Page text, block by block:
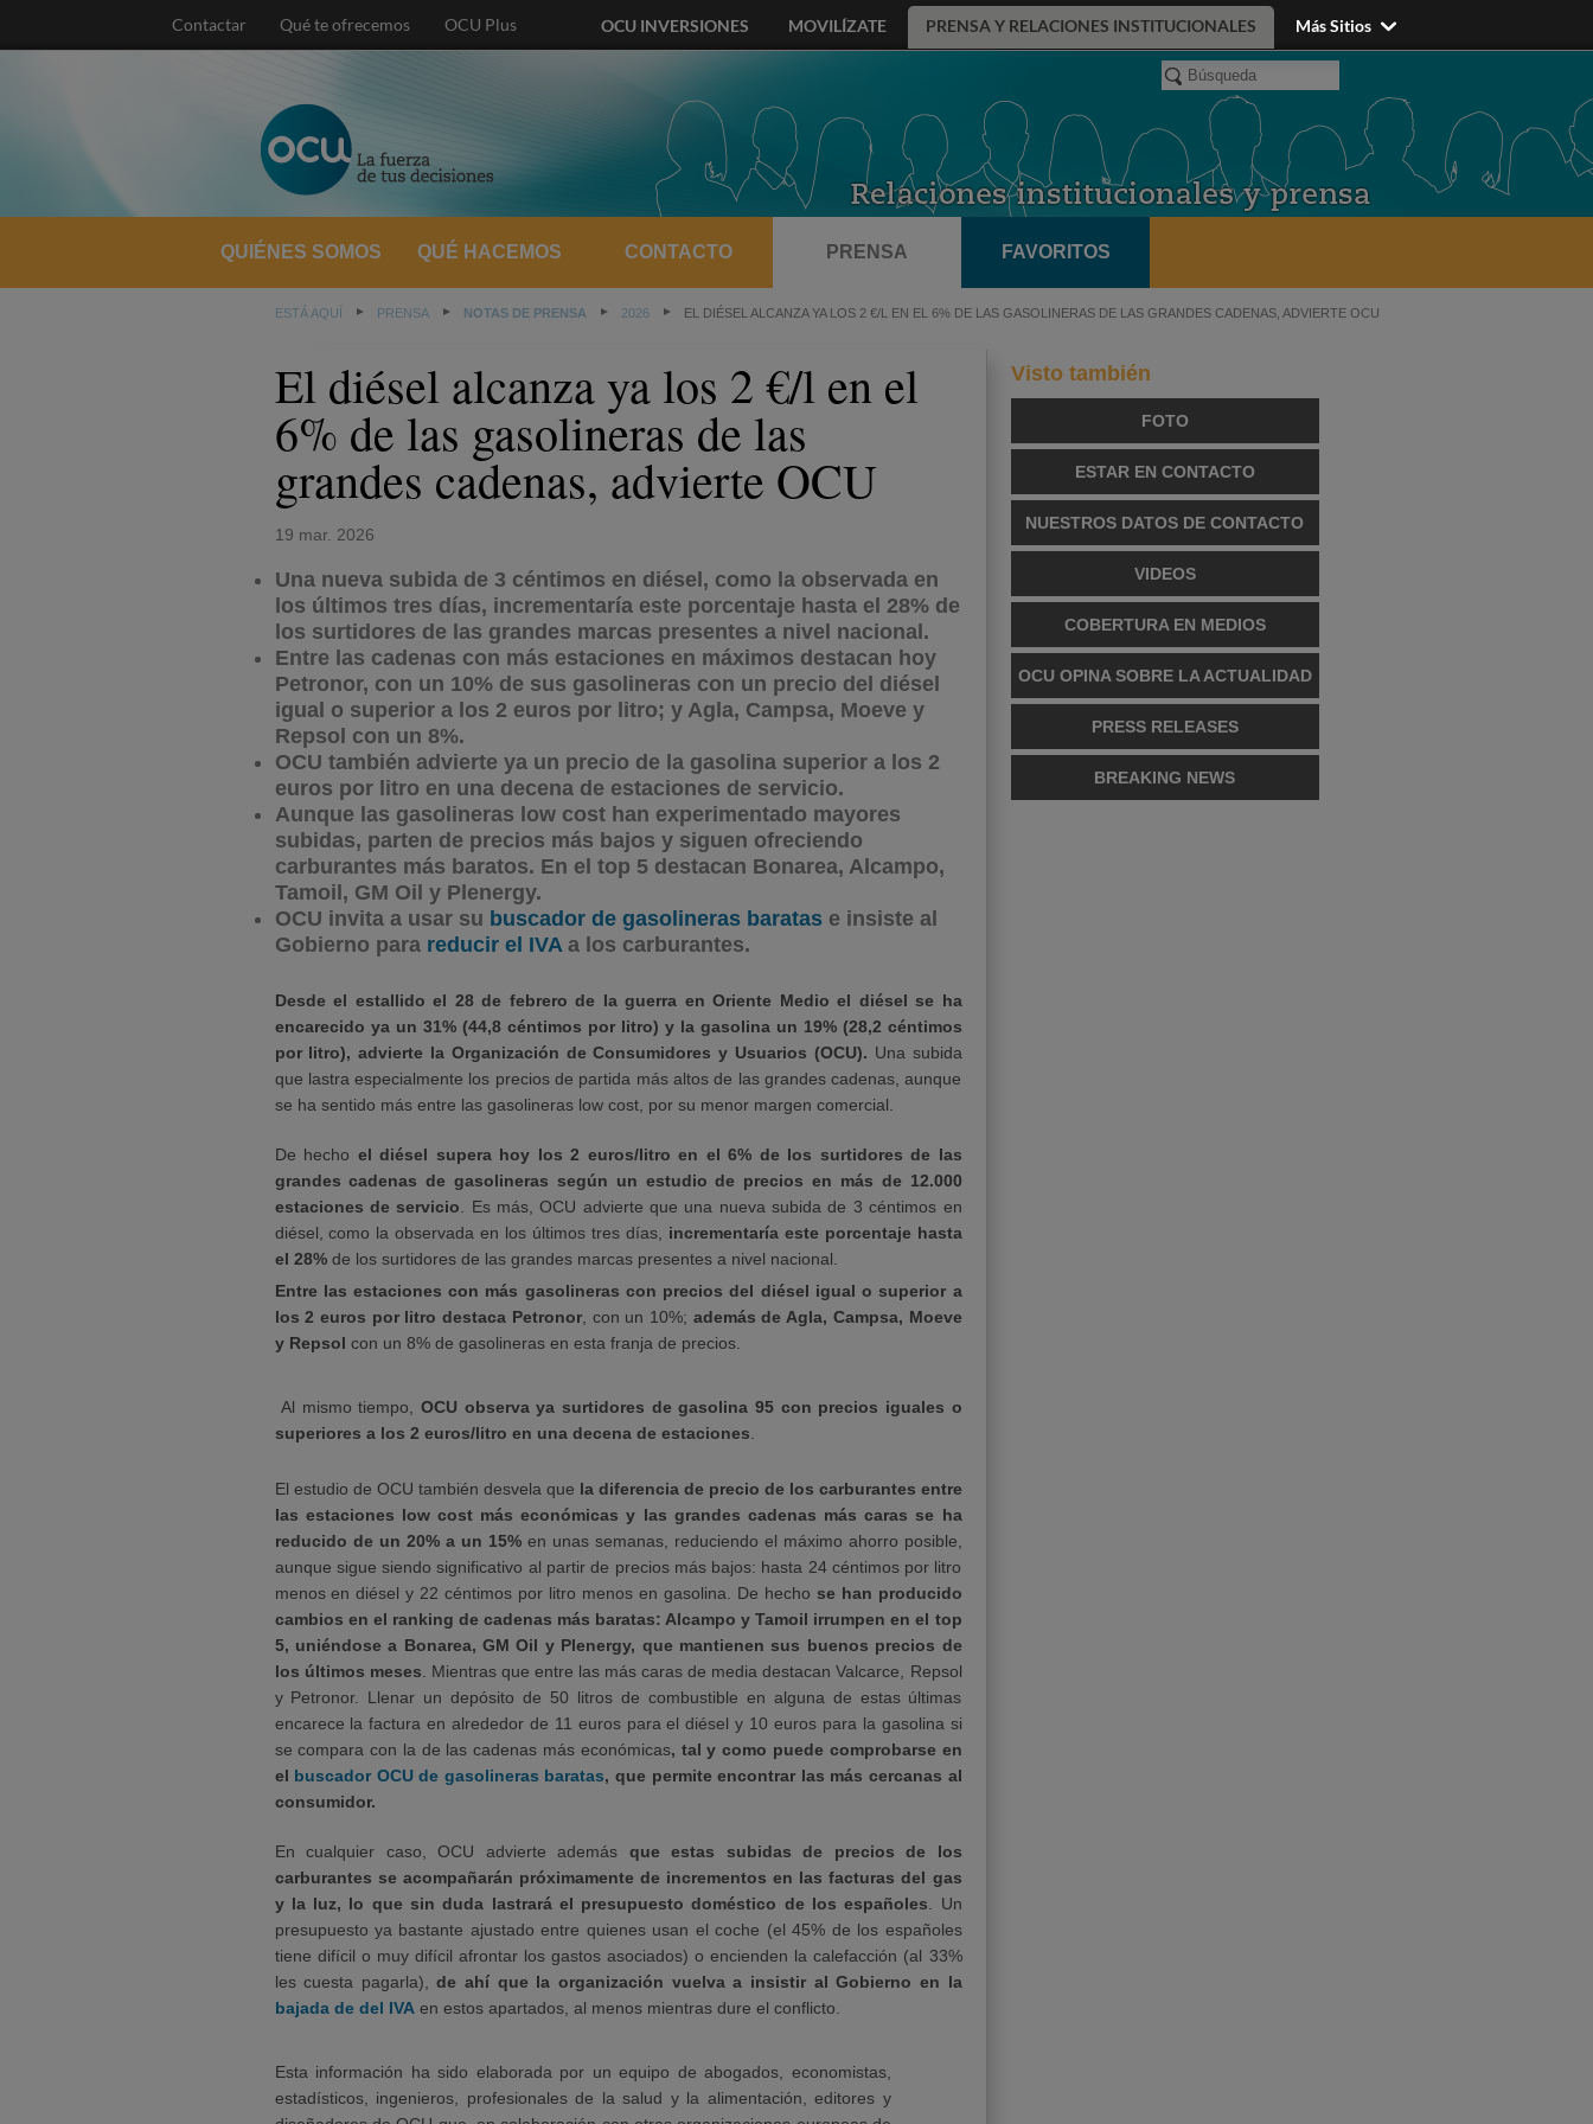
Contactar Qué te ofrecemos OCU Plus OCU INVERSIONES MOVILÍZATE PRENSA Y RELACIONES INSTITUCIONALES Más Sitios
QUIÉNES SOMOS QUÉ HACEMOS CONTACTO PRENSA FAVORITOS
ESTÁ AQUÍ PRENSA NOTAS DE PRENSA 2026 EL DIÉSEL ALCANZA YA LOS 2 €/L EN EL 6% DE LAS GASOLINERAS DE LAS GRANDES CADENAS, ADVIERTE OCU
El diésel alcanza ya los 2 €/l en el
6% de las gasolineras de las
grandes cadenas, advierte OCU
19 mar. 2026
Una nueva subida de 3 céntimos en diésel, como la observada en
los últimos tres días, incrementaría este porcentaje hasta el 28% de
los surtidores de las grandes marcas presentes a nivel nacional.
Entre las cadenas con más estaciones en máximos destacan hoy
Petronor, con un 10% de sus gasolineras con un precio del diésel
igual o superior a los 2 euros por litro; y Agla, Campsa, Moeve y
Repsol con un 8%.
OCU también advierte ya un precio de la gasolina superior a los 2
euros por litro en una decena de estaciones de servicio.
Aunque las gasolineras low cost han experimentado mayores
subidas, parten de precios más bajos y siguen ofreciendo
carburantes más baratos. En el top 5 destacan Bonarea, Alcampo,
Tamoil, GM Oil y Plenergy.
OCU invita a usar su buscador de gasolineras baratase insiste al
Gobierno para reducir el IVAa los carburantes.
Desde el estallido el 28 de febrero de la guerra en Oriente Medio el diésel se ha
encarecido ya un 31% (44,8 céntimos por litro) y la gasolina un 19% (28,2 céntimos
por litro), advierte la Organización de Consumidores y Usuarios (OCU). Una subida
que lastra especialmente los precios de partida más altos de las grandes cadenas, aunque
se ha sentido más entre las gasolineras low cost, por su menor margen comercial.
De hecho el diésel supera hoy los 2 euros/litro en el 6% de los surtidores de las
grandes cadenas de gasolineras según un estudio de precios en más de 12.000
estaciones de servicio . Es más, OCU advierte que una nueva subida de 3 céntimos en
diésel, como la observada en los últimos tres días, incrementaría este porcentaje hasta
el 28%de los surtidores de las grandes marcas presentes a nivel nacional.
Entre las estaciones con más gasolineras con precios del diésel igual o superior a
los 2 euros por litro destaca Petronor, con un 10%; además de Agla, Campsa, Moeve
y Repsol con un 8% de gasolineras en esta franja de precios.
Al mismo tiempo,OCU observa ya surtidores de gasolina 95 con precios iguales o
superiores a los 2 euros/litro en una decena de estaciones
El estudio de OCU también desvela que la diferencia de precio de los carburantes entre
las estaciones low cost más económicas y las grandes cadenas más caras se ha
reducido de un 20% a un 15%en unas semanas, reduciendo el máximo ahorro posible,
aunque sigue siendo significativo al partir de precios más bajos: hasta 24 céntimos por litro
menos en diésel y 22 céntimos por litro menos en gasolina. De hecho se han producido
cambios en el ranking de cadenas más baratas: Alcampo y Tamoil irrumpen en el top
5, uniéndose a Bonarea, GM Oil y Plenergy, que mantienen sus buenos precios de
los últimos meses . Mientras que entre las más caras de media destacan Valcarce, Repsol
y Petronor. Llenar un depósito de 50 litros de combustible en alguna de estas últimas
encarece la factura en alrededor de 11 euros para el diésel y 10 euros para la gasolina si
se compara con la de las cadenas más económicas, tal y como puede comprobarse en
el buscador OCU de gasolineras baratas, que permite encontrar las más cercanas al
consumidor.
En cualquier caso, OCU advierte además que estas subidas de precios de los
carburantes se acompañarán próximamente de incrementos en las facturas del gas
y la luz, lo que sin duda lastrará el presupuesto doméstico de los españoles . Un
presupuesto ya bastante ajustado entre quienes usan el coche (el 45% de los españoles
tiene difícil o muy difícil afrontar los gastos asociados) o encienden la calefacción (al 33%
les cuesta pagarla),de ahí que la organización vuelva a insistir al Gobierno en la
bajada de del IVAen estos apartados, al menos mientras dure el conflicto.
Esta información ha sido elaborada por un equipo de abogados, economistas,
estadísticos, ingenieros, profesionales de la salud y la alimentación, editores y
Visto también
FOTO
ESTAR EN CONTACTO
NUESTROS DATOS DE CONTACTO
VIDEOS
COBERTURA EN MEDIOS
OCU OPINA SOBRE LA ACTUALIDAD
PRESS RELEASES
BREAKING NEWS